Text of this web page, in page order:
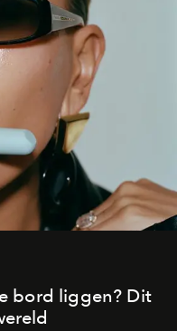
bord liggen? Dit